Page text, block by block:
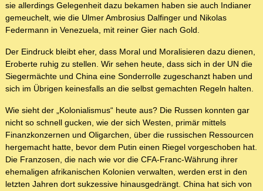
sie allerdings Gelegenheit dazu bekamen haben sie auch Indianer
gemeuchelt, wie die Ulmer Ambrosius Dalfinger und Nikolas
Federmann in Venezuela, mit reiner Gier nach Gold.
Der Eindruck bleibt eher, dass Moral und Moralisieren dazu dienen,
Eroberte ruhig zu stellen. Wir sehen heute, dass sich in der UN die
Siegermächte und China eine Sonderrolle zugeschanzt haben und
sich im Übrigen keinesfalls an die selbst gemachten Regeln halten.
Wie sieht der „Kolonialismus“ heute aus? Die Russen konnten gar
nicht so schnell gucken, wie der sich Westen, primär mittels
Finanzkonzernen und Oligarchen, über die russischen Ressourcen
hergemacht hatte, bevor dem Putin einen Riegel vorgeschoben hat.
Die Franzosen, die nach wie vor die CFA-Franc-Währung ihrer
ehemaligen afrikanischen Kolonien verwalten, werden erst in den
letzten Jahren dort sukzessive hinausgedrängt. China hat sich von